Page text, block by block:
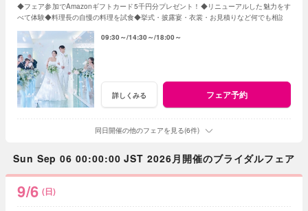
◆フェア参加でAmazonギフトカード5千円分プレゼント！◆リニューアルした魅力をす
べて体験◆料理長の自慢の料理を試食◆挙式・披露宴・衣裳・お見積りなど何でも相談
09:30～ 14:30～ 18:00～
詳しくみる フェア予約
同日開催の他のフェアを見る(6件)
Sun Sep 06 00:00:00 JST 2026月開催のブライダルフェア
9/6 (日)